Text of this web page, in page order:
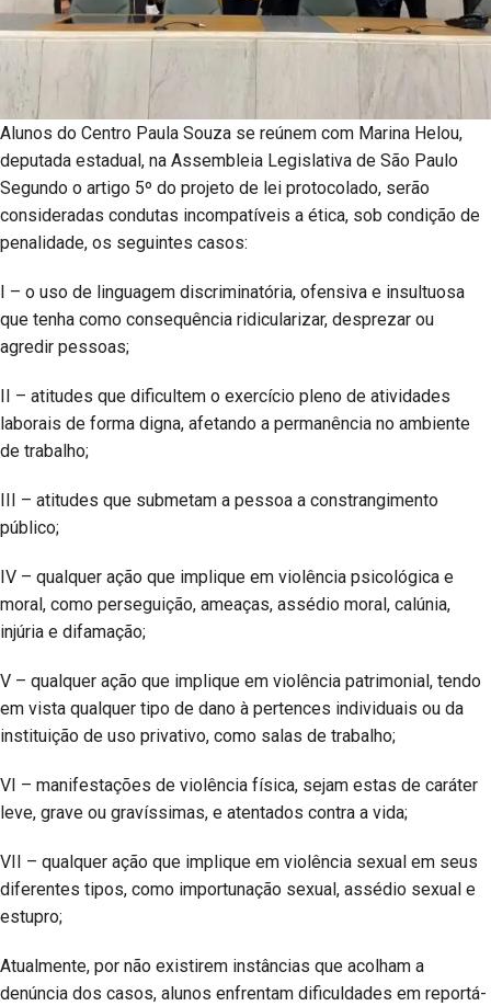
Alunos do Centro Paula Souza se reúnem com Marina Helou,
deputada estadual, na Assembleia Legislativa de São Paulo
Segundo o artigo 5º do projeto de lei protocolado, serão
consideradas condutas incompatíveis a ética, sob condição de
penalidade, os seguintes casos:
I – o uso de linguagem discriminatória, ofensiva e insultuosa
que tenha como consequência ridicularizar, desprezar ou
agredir pessoas;
II – atitudes que dificultem o exercício pleno de atividades
laborais de forma digna, afetando a permanência no ambiente
de trabalho;
III – atitudes que submetam a pessoa a constrangimento
público;
IV – qualquer ação que implique em violência psicológica e
moral, como perseguição, ameaças, assédio moral, calúnia,
injúria e difamação;
V – qualquer ação que implique em violência patrimonial, tendo
em vista qualquer tipo de dano à pertences individuais ou da
instituição de uso privativo, como salas de trabalho;
VI – manifestações de violência física, sejam estas de caráter
leve, grave ou gravíssimas, e atentados contra a vida;
VII – qualquer ação que implique em violência sexual em seus
diferentes tipos, como importunação sexual, assédio sexual e
estupro;
Atualmente, por não existirem instâncias que acolham a
denúncia dos casos, alunos enfrentam dificuldades em reportá-